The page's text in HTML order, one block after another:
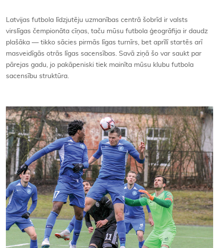
Kontakti
Latvijas futbola līdzjutēju uzmanības centrā šobrīd ir valsts
virslīgas čempionāta cīņas, taču mūsu futbola ģeogrāfija ir daudz
plašāka — tikko sācies pirmās līgas turnīrs, bet aprīlī startēs arī
masveidīgās otrās līgas sacensības. Savā ziņā šo var saukt par
pārejas gadu, jo pakāpeniski tiek mainīta mūsu klubu futbola
sacensību struktūra.